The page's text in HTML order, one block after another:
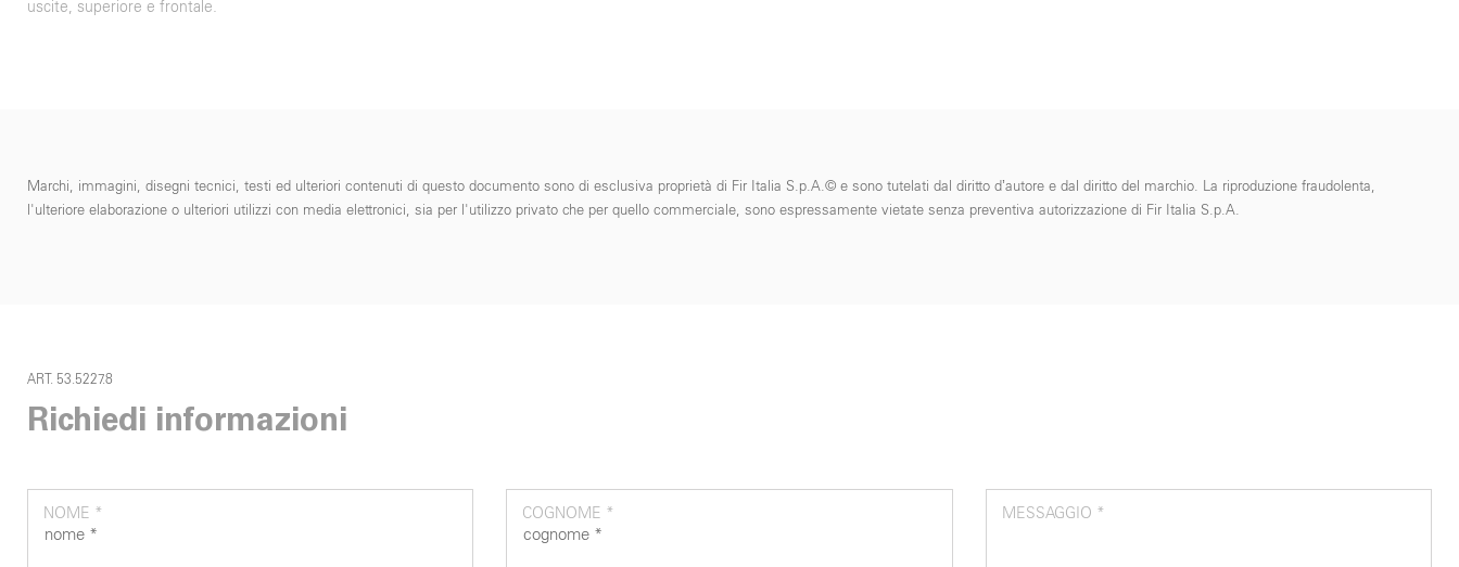
uscite, superiore e frontale.
Marchi, immagini, disegni tecnici, testi ed ulteriori contenuti di questo documento sono di esclusiva proprietà di Fir Italia S.p.A.© e sono tutelati dal diritto d’autore e dal diritto del marchio. La riproduzione fraudolenta,
l'ulteriore elaborazione o ulteriori utilizzi con media elettronici, sia per l'utilizzo privato che per quello commerciale, sono espressamente vietate senza preventiva autorizzazione di Fir Italia S.p.A.
ART. 53.5227.8
Richiedi informazioni
NOME * COGNOME * MESSAGGIO *